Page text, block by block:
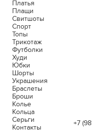
+7
Платья
Плащи
Свитшоты
Спорт
Топы
Трикотаж
Футболки
Худи
Юбки
Шорты
Украшения
Браслеты
Броши
Колье
Кольца
Серьги
Контакты